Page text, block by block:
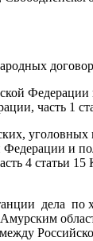
Федерации
часть 1
Федерации и
4 статьи
дела по